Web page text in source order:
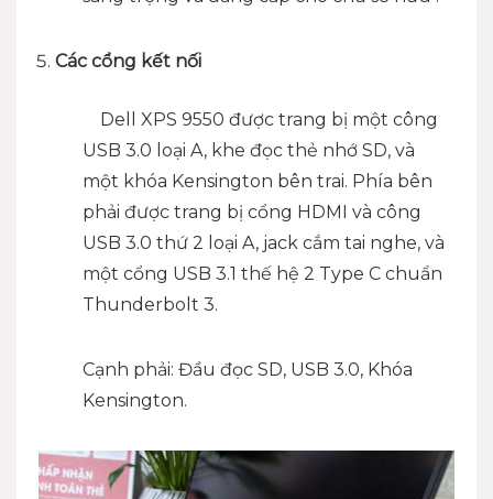
Các cổng kết nối
Dell XPS 9550 được trang bị một công
USB 3.0 loại A, khe đọc thẻ nhớ SD, và
một khóa Kensington bên trai. Phía bên
phải được trang bị cổng HDMI và công
USB 3.0 thứ 2 loại A, jack cắm tai nghe, và
một cổng USB 3.1 thế hệ 2 Type C chuẩn
Thunderbolt 3.
Cạnh phải: Đầu đọc SD, USB 3.0, Khóa
Kensington.